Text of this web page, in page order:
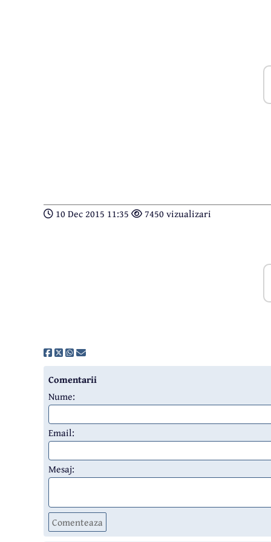
10 Dec 2015 11:35 7450 vizualizari
Comentarii
Nume:
Email:
Mesaj:
Comenteaza